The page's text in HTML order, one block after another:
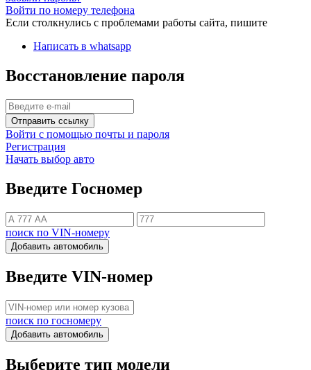
Войти по номеру телефона
Если столкнулись с проблемами работы сайта, пишите
Написать в whatsapp
Восстановление пароля
Отправить ссылку
Войти с помощью почты и пароля
Регистрация
Начать выбор авто
Введите Госномер
поиск по VIN-номеру
Добавить автомобиль
Введите VIN-номер
поиск по госномеру
Добавить автомобиль
Выберите тип модели